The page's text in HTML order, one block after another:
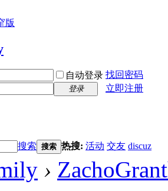
版
自动登录 找回密码
登录
立即注册
搜索 搜索 热搜: 活动 交友 discuz
›